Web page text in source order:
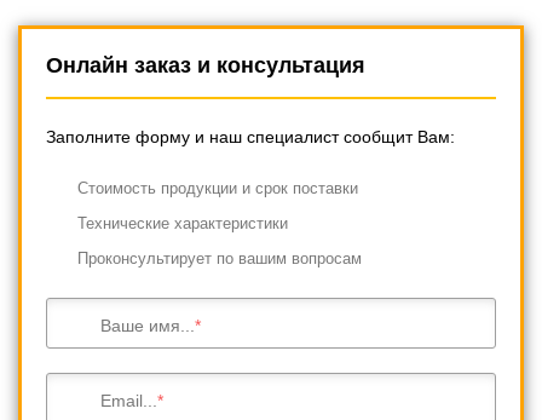
Онлайн заказ и консультация
Заполните форму и наш специалист сообщит Вам:
Cтоимость продукции и срок поставки
Технические характеристики
Проконсультирует по вашим вопросам
Ваше имя...
Email...